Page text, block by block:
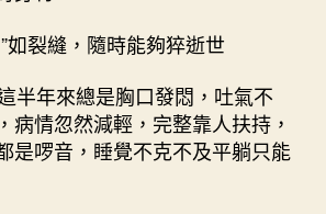
如裂縫，隨時能夠猝逝世
半年來總是胸口發悶，吐氣不
病情忽然減輕，完整靠人扶持，
是啰音，睡覺不克不及平躺只能